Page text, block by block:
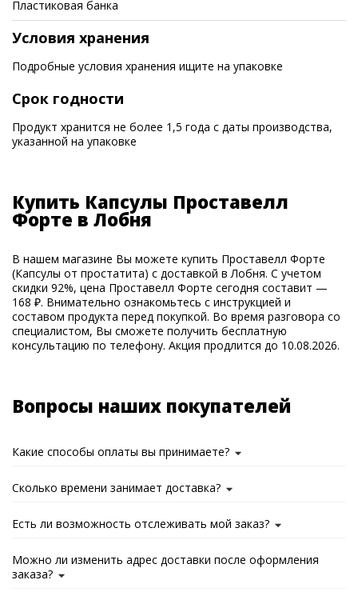
Пластиковая банка
Условия хранения
Подробные условия хранения ищите на упаковке
Срок годности
Продукт хранится не более 1,5 года с даты производства,
указанной на упаковке
Купить Капсулы Проставелл
Форте в Лобня
В нашем магазине Вы можете купить Проставелл Форте
(Капсулы от простатита) с доставкой в Лобня. С учетом
скидки 92%, цена Проставелл Форте сегодня составит —
168 ₽. Внимательно ознакомьтесь с инструкцией и
составом продукта перед покупкой. Во время разговора со
специалистом, Вы сможете получить бесплатную
консультацию по телефону. Акция продлится до 10.08.2026.
Вопросы наших покупателей
Какие способы оплаты вы принимаете?
Сколько времени занимает доставка?
Есть ли возможность отслеживать мой заказ?
Можно ли изменить адрес доставки после оформления
заказа?